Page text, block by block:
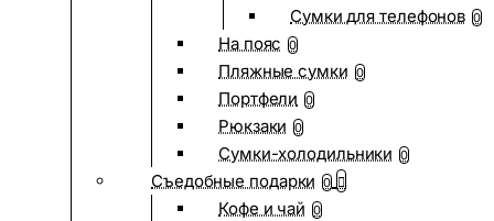
Сумки для телефонов 0
На пояс 0
Пляжные сумки 0
Портфели 0
Рюкзаки 0
Сумки-холодильники 0
Съедобные подарки 0
Кофе и чай 0